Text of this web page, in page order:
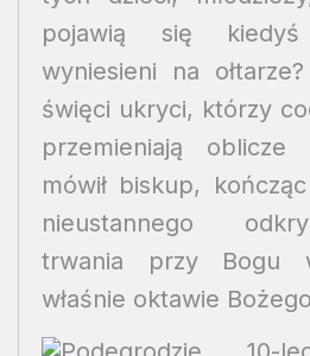
pojawią się
wyniesieni na
święci ukryci, którzy
przemieniają
mówił biskup,
nieustannego
trwania przy Bogu
właśnie oktawie